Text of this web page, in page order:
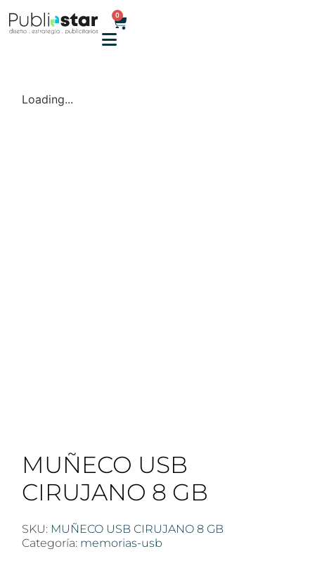
0
Loading...
MUÑECO USB
CIRUJANO 8 GB
SKU: MUÑECO USB CIRUJANO 8 GB
Categoría: memorias-usb